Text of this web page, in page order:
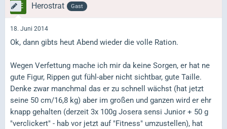
Herostrat Gast
18. Juni 2014
Ok, dann gibts heut Abend wieder die volle Ration.
Wegen Verfettung mache ich mir da keine Sorgen, er hat ne
gute Figur, Rippen gut fühl-aber nicht sichtbar, gute Taille.
Denke zwar manchmal das er zu schnell wächst (hat jetzt
seine 50 cm/16,8 kg) aber im großen und ganzen wird er ehr
knapp gehalten (derzeit 3x 100g Josera sensi Junior + 50 g
"verclickert" - hab vor jetzt auf "Fitness" umzustellen), hat